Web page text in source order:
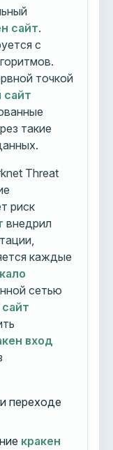
сайт.
с
точкой
сайт
такие
Threat
риск
внедрил
каждые
сетью
вход
переходе
кракен